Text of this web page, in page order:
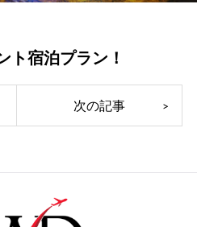
ト宿泊プラン！